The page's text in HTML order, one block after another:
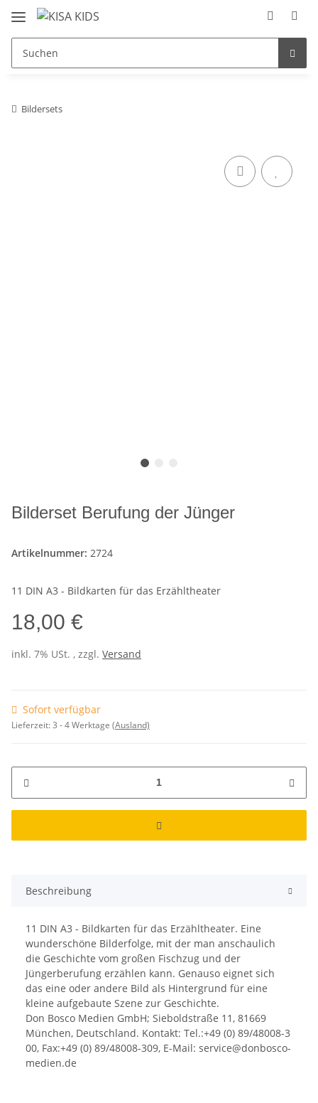
Bildersets
Bilderset Berufung der Jünger
Artikelnummer: 2724
11 DIN A3 - Bildkarten für das Erzähltheater
18,00 €
inkl. 7% USt. , zzgl. Versand
Sofort verfügbar
Lieferzeit:3 - 4 Werktage (Ausland)
Beschreibung
11 DIN A3 - Bildkarten für das Erzähltheater. Eine
wunderschöne Bilderfolge, mit der man anschaulich
die Geschichte vom großen Fischzug und der
Jüngerberufung erzählen kann. Genauso eignet sich
das eine oder andere Bild als Hintergrund für eine
kleine aufgebaute Szene zur Geschichte.
Don Bosco Medien GmbH; Sieboldstraße 11, 81669
München, Deutschland. Kontakt: Tel.:+49 (0) 89/48008-3
00, Fax:+49 (0) 89/48008-309, E-Mail: service@donbosco-
medien.de